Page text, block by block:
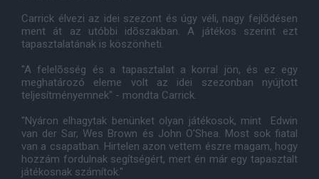
Carrick élvezi az idei szezont és úgy véli, nagy fejlõdésen
ment át az utóbbi idõszakban. A játékos szerint ezt
tapasztalatának is köszönheti.
"A felelõsség és a tapasztalat a korral jön, és ez egy
meghatározó eleme volt az idei szezonban nyújtott
teljesítményemnek" - mondta Carrick.
"Nyáron elhagytak benünket olyan játékosok, mint Edwin
van der Sar, Wes Brown és John O'Shea. Most sok fiatal
van a csapatban. Hirtelen azon vettem észre magam, hogy
hozzám fordulnak segítségért, mert én már egy tapasztalt
játékosnak számítok."